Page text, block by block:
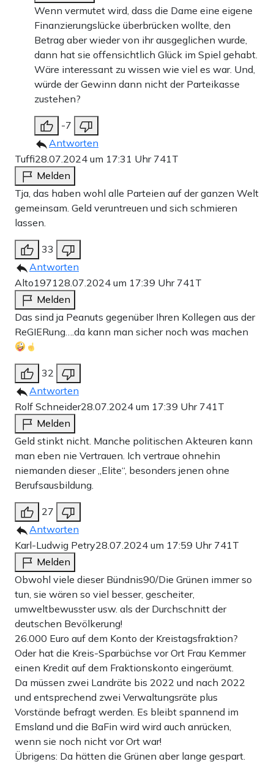
Wenn vermutet wird, dass die Dame eine eigene
Finanzierungslücke überbrücken wollte, den
Betrag aber wieder von ihr ausgeglichen wurde,
dann hat sie offensichtlich Glück im Spiel gehabt.
Wäre interessant zu wissen wie viel es war. Und,
würde der Gewinn dann nicht der Parteikasse
zustehen?
-7
Antworten
Tuffi28.07.2024 um 17:31 Uhr 741T
Melden
Tja, das haben wohl alle Parteien auf der ganzen Welt
gemeinsam. Geld veruntreuen und sich schmieren
lassen.
33
Antworten
Alto197128.07.2024 um 17:39 Uhr 741T
Melden
Das sind ja Peanuts gegenüber Ihren Kollegen aus der
ReGIERung….da kann man sicher noch was machen
32
Antworten
Rolf Schneider28.07.2024 um 17:39 Uhr 741T
Melden
Geld stinkt nicht. Manche politischen Akteuren kann
man eben nie Vertrauen. Ich vertraue ohnehin
niemanden dieser „Elite“, besonders jenen ohne
Berufsausbildung.
27
Antworten
Karl-Ludwig Petry28.07.2024 um 17:59 Uhr 741T
Melden
Obwohl viele dieser Bündnis90/Die Grünen immer so
tun, sie wären so viel besser, gescheiter,
umweltbewusster usw. als der Durchschnitt der
deutschen Bevölkerung!
26.000 Euro auf dem Konto der Kreistagsfraktion?
Oder hat die Kreis-Sparbüchse vor Ort Frau Kemmer
einen Kredit auf dem Fraktionskonto eingeräumt.
Da müssen zwei Landräte bis 2022 und nach 2022
und entsprechend zwei Verwaltungsräte plus
Vorstände befragt werden. Es bleibt spannend im
Emsland und die BaFin wird wird auch anrücken,
wenn sie noch nicht vor Ort war!
Übrigens: Da hätten die Grünen aber lange gespart.